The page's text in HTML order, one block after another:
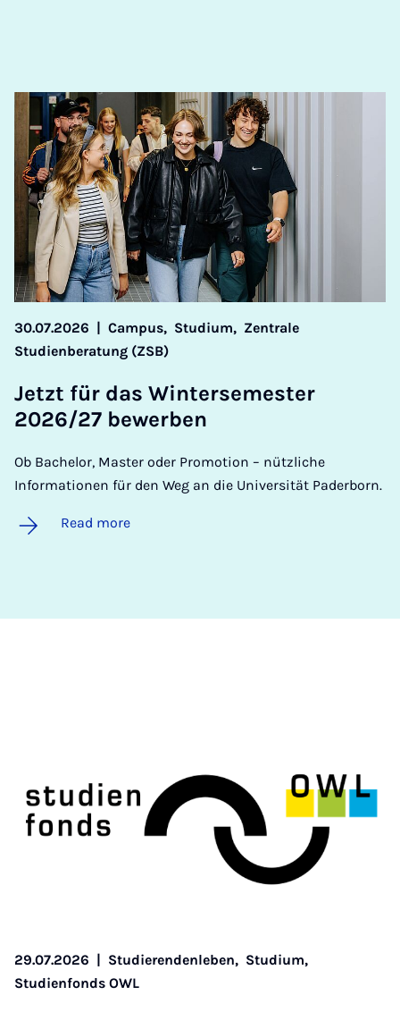
30.07.2026 | Campus, Studium, Zentrale
Studienberatung (ZSB)
Jet­zt für das Win­tersemester
2026/27 be­w­er­ben
Ob Bachelor, Master oder Promotion – nützliche
Informationen für den Weg an die Universität Paderborn.
Read more
29.07.2026 Studierendenleben, Studium,
Studienfonds OWL